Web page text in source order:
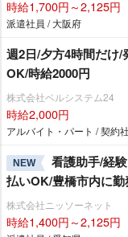
時給1,700円～2,125円
派遣社員 / 大阪府
週2日/夕方4時間だけ/
OK/時給2000円
株式会社ベルシステム24
時給2,000円
アルバイト・パート / 契約
NEW
看護助手/経
払いOK/豊橋市内に
株式会社ニッソーネット
時給1,400円～2,125円